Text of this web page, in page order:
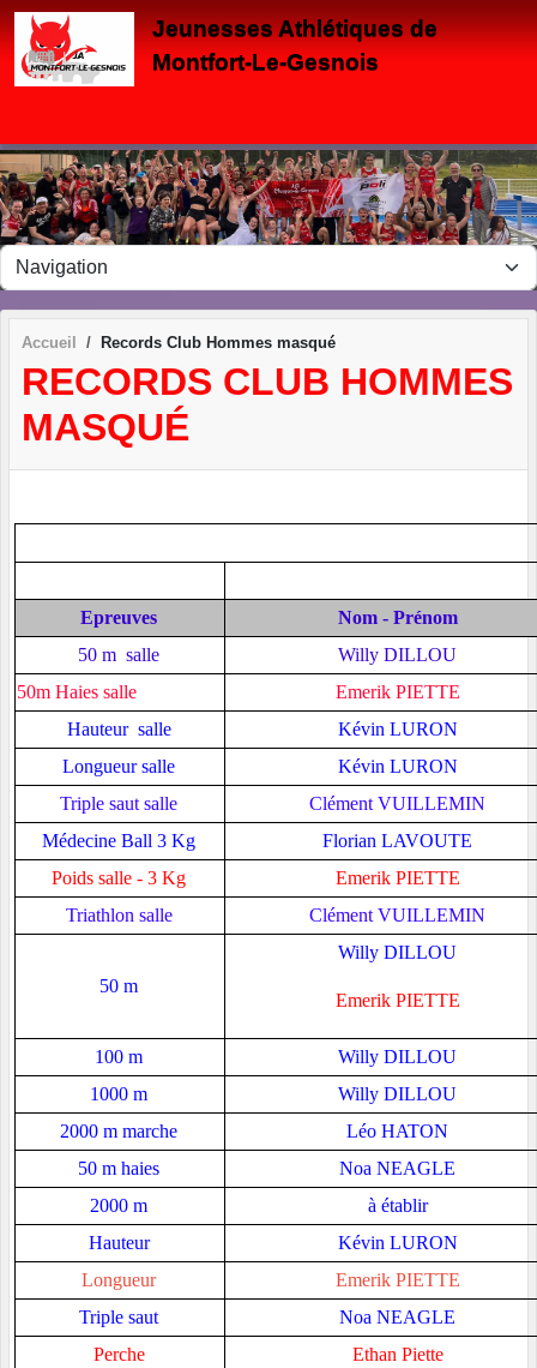
Jeunesses Athlétiques de
Montfort-Le-Gesnois
Accueil Records Club Hommes masqué
RECORDS CLUB HOMMES
MASQUÉ
Epreuves
Nom - Prénom
50 m salle
Willy DILLOU
50m Haies salle
Emerik PIETTE
Hauteur salle
Kévin LURON
Longueur salle
Kévin LURON
Triple saut salle
Clément VUILLEMIN
Médecine Ball 3 Kg
Florian LAVOUTE
Poids salle - 3 Kg
Emerik PIETTE
Triathlon salle
Clément VUILLEMIN
50 m
Willy DILLOU
Emerik PIETTE
100 m
Willy DILLOU
1000 m
Willy DILLOU
2000 m marche
Léo HATON
50 m haies
Noa NEAGLE
2000 m
à établir
Hauteur
Kévin LURON
Longueur
Emerik PIETTE
Triple saut
Noa NEAGLE
Perche
Ethan Piette
Panneau de gestion des cookies